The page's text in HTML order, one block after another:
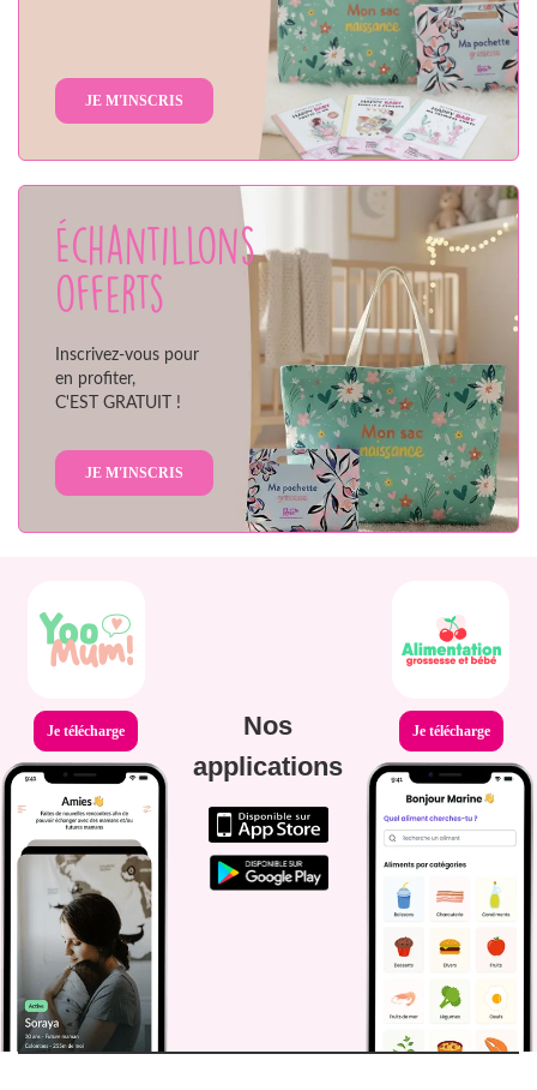
JE M'INSCRIS
Échantillons
offerts
Inscrivez-vous pour
en profiter,
C'EST GRATUIT !
JE M'INSCRIS
Je télécharge
Nos
applications
Je télécharge